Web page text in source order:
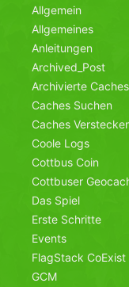
Allgemein
Allgemeines
Anleitungen
Archived_Post
Archivierte Caches
Caches Suchen
Caches
Coole Logs
Cottbus Coin
Cottbuser
Das Spiel
Erste Schritte
Events
FlagStack CoExist
GCM